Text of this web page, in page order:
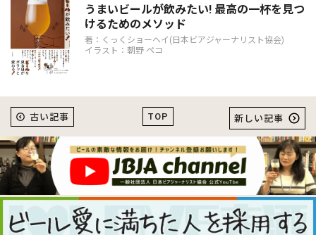
うまいビールが飲みたい! 最高の一杯を見つ
けるためのメソッド
著：くっくショーヘイ(日本ビアジャーナリスト協会)
イラスト：朝野 ペコ
TOP
古い記事 新しい記事